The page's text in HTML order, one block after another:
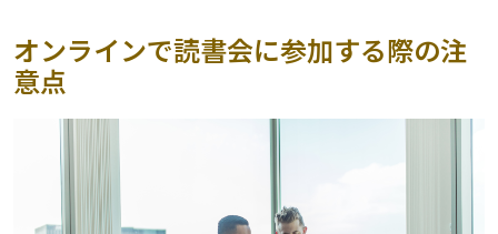
オンラインで読書会に参加する際の注
意点